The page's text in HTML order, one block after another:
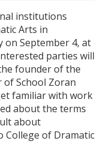
institutions
Arts in
on September 4, at
parties will
founder of the
of School Zoran
familiar with work
about the terms
about
of Dramatic